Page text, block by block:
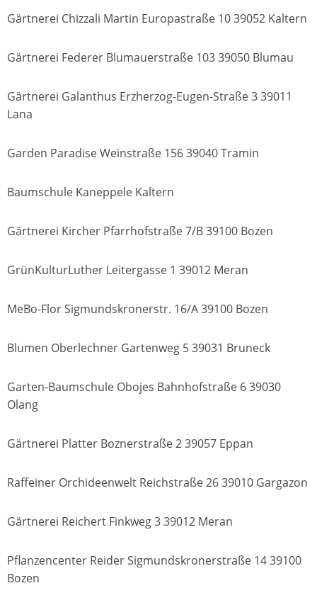
Gärtnerei Chizzali Martin Europastraße 10 39052 Kaltern
Gärtnerei Federer Blumauerstraße 103 39050 Blumau
Gärtnerei Galanthus Erzherzog-Eugen-Straße 3 39011
Lana
Garden Paradise Weinstraße 156 39040 Tramin
Baumschule Kaneppele Kaltern
Gärtnerei Kircher Pfarrhofstraße 7/B 39100 Bozen
GrünKulturLuther Leitergasse 1 39012 Meran
MeBo-Flor Sigmundskronerstr. 16/A 39100 Bozen
Blumen Oberlechner Gartenweg 5 39031 Bruneck
Garten-Baumschule Obojes Bahnhofstraße 6 39030
Olang
Gärtnerei Platter Boznerstraße 2 39057 Eppan
Raffeiner Orchideenwelt Reichstraße 26 39010 Gargazon
Gärtnerei Reichert Finkweg 3 39012 Meran
Pflanzencenter Reider Sigmundskronerstraße 14 39100
Bozen